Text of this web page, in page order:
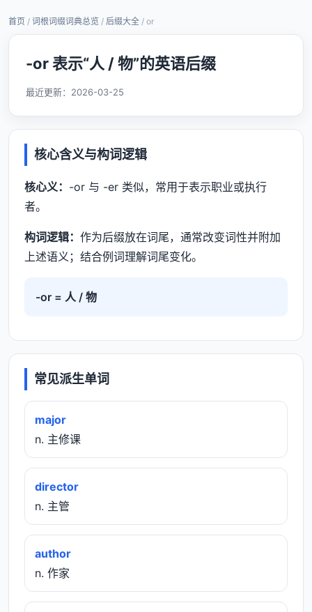
首页 / 词根词缀词典总览 / 后缀大全 / or
-or 表示“人 / 物”的英语后缀
最近更新： 2026-03-25
核心含义与构词逻辑
核心义： -or 与 -er 类似，常用于表示职业或执行
者。
构词逻辑： 作为后缀放在词尾，通常改变词性并附加
上述语义；结合例词理解词尾变化。
-or = 人 / 物
常见派生单词
major
n. 主修课
director
n. 主管
author
n. 作家